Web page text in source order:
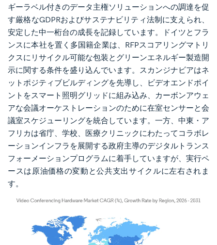
ギーラベル付きのデータ主権ソリューションへの調達を促
す厳格なGDPRおよびサステナビリティ法制に支えられ、
安定した中一桁台の成長を記録しています。ドイツとフラ
ンスに本社を置く多国籍企業は、RFPスコアリングマトリ
クスにリサイクル可能な包装とグリーンエネルギー製造開
示に関する条件を盛り込んでいます。スカンジナビアはネ
ットポジティブビルディングを先導し、ビデオエンドポイ
ントをスマート照明グリッドに組み込み、カーボンアウェ
アな会議オーケストレーションのために在室センサーと会
議室スケジューリングを統合しています。一方、中東・ア
フリカは省庁、学校、医療クリニックにわたってコラボレ
ーションインフラを展開する政府主導のデジタルトランス
フォーメーションプログラムに着手していますが、実行ペ
ースは原油価格の変動と公共支出サイクルに左右されま
す。